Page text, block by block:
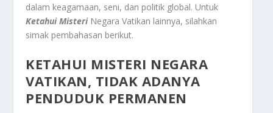
dalam keagamaan, seni, dan politik global. Untuk
Ketahui MisteriNegara Vatikan lainnya, silahkan
simak pembahasan berikut.
KETAHUI MISTERI NEGARA
VATIKAN, TIDAK ADANYA
PENDUDUK PERMANEN